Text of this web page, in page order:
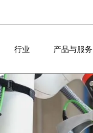
行业 产品与服务